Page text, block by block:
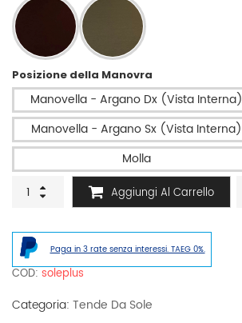
Posizione della Manovra
Manovella - Argano Dx (Vista Interna)
Manovella - Argano Sx (Vista Interna)
Molla
con
braccetti
attacco
facilitato
quantità
Aggiungi Al Carrello
Paga in 3 rate senza interessi. TAEG 0%.
COD: soleplus
Categoria: Tende Da Sole